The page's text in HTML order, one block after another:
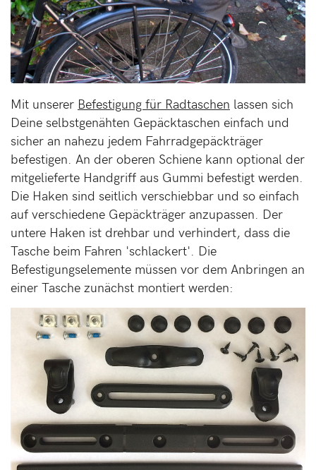
Mit unserer Befestigung für Radtaschen lassen sich
Deine selbstgenähten Gepäcktaschen einfach und
sicher an nahezu jedem Fahrradgepäckträger
befestigen. An der oberen Schiene kann optional der
mitgelieferte Handgriff aus Gummi befestigt werden.
Die Haken sind seitlich verschiebbar und so einfach
auf verschiedene Gepäckträger anzupassen. Der
untere Haken ist drehbar und verhindert, dass die
Tasche beim Fahren 'schlackert'. Die
Befestigungselemente müssen vor dem Anbringen an
einer Tasche zunächst montiert werden: